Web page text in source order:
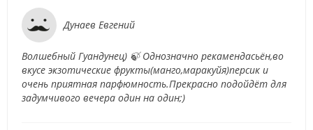
Дунаев Евгений
Волшебный Гуандунец) 🍃 Однозначно рекамендасьён,во
вкусе экзотические фрукты(манго,маракуйя)персик и
очень приятная парфюмность.Прекрасно подойдёт для
задумчивого вечера один на один;)